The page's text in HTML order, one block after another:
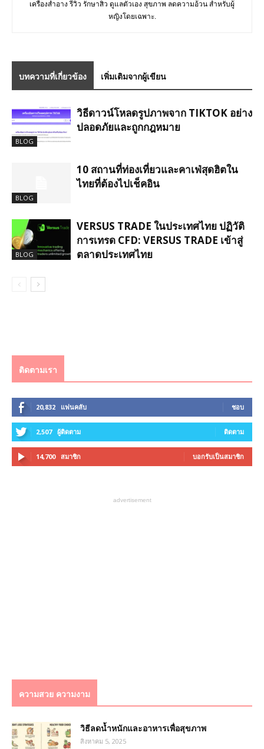
เครื่องสำอาง รีวิว รักษาสิว ดูแลตัวเอง สุขภาพ ลดความอ้วน สำหรับผู้
หญิงโดยเฉพาะ.
บทความที่เกี่ยวข้อง เพิ่มเติมจากผู้เขียน
BLOG
วิธีดาวน์โหลดรูปภาพจาก TIKTOK อย่าง
ปลอดภัยและถูกกฎหมาย
BLOG
10 สถานที่ท่องเที่ยวและคาเฟ่สุดฮิตใน
ไทยที่ต้องไปเช็คอิน
BLOG
VERSUS TRADE ในประเทศไทย ปฏิวัติ
การเทรด CFD: VERSUS TRADE เข้าสู่
ตลาดประเทศไทย
ติดตามเรา
20,832 แฟนคลับ ชอบ
2,507 ผู้ติดตาม ติดตาม
14,700 สมาชิก บอกรับเป็นสมาชิก
advertisement
ความสวย ความงาม
วิธีลดน้ำหนักและอาหารเพื่อสุขภาพ
สิงหาคม 5, 2025